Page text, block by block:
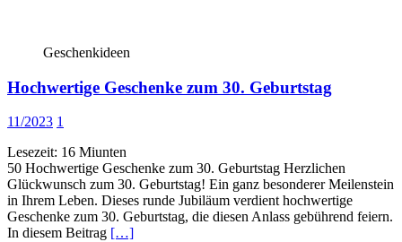
Geschenkideen
Hochwertige Geschenke zum 30. Geburtstag
11/2023 1
Lesezeit: 16 Miunten
50 Hochwertige Geschenke zum 30. Geburtstag Herzlichen
Glückwunsch zum 30. Geburtstag! Ein ganz besonderer Meilenstein
in Ihrem Leben. Dieses runde Jubiläum verdient hochwertige
Geschenke zum 30. Geburtstag, die diesen Anlass gebührend feiern.
In diesem Beitrag […]